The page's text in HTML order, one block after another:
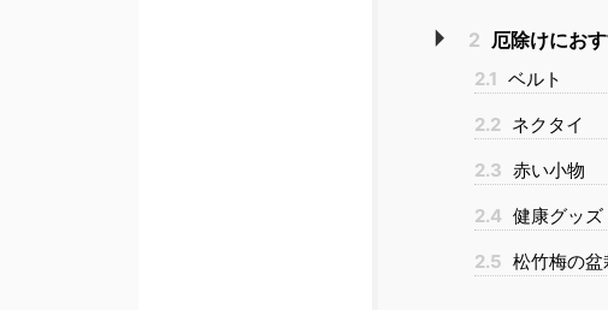
2 厄除けにお
2.1 ベルト
2.2 ネクタイ
2.3 赤い小物
2.4 健康グッズ
2.5 松竹梅の盆